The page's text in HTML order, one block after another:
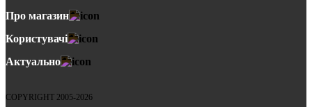
Про магазин
Користувачі
Актуально
COPYRIGHT 2005-2026